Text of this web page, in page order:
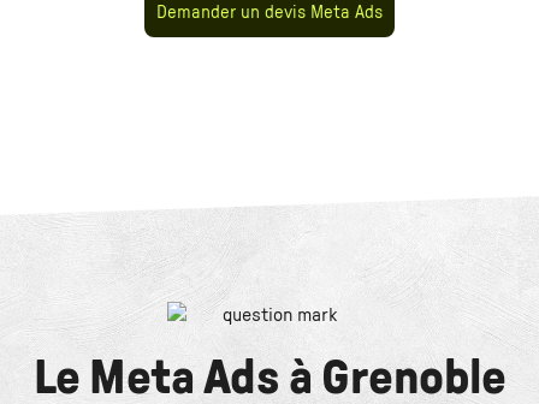
Demander un devis Meta Ads
Le Meta AdsàGrenoble